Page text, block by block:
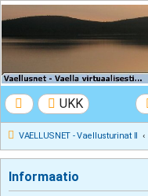
VAELLUSNET -
Vaellusturinat II
UKK
VAELLUSNET - Vaellusturinat II
Informaatio